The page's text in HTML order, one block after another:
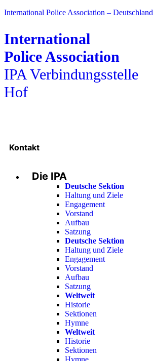
International Police Association – Deutschland
International
Police Association
IPA Verbindungsstelle
Hof
Kontakt
Die IPA
Deutsche Sektion
Haltung und Ziele
Engagement
Vorstand
Aufbau
Satzung
Deutsche Sektion
Haltung und Ziele
Engagement
Vorstand
Aufbau
Satzung
Weltweit
Historie
Sektionen
Hymne
Weltweit
Historie
Sektionen
Hymne